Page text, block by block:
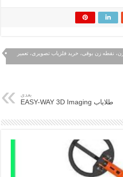
نقطه زن بوقی، خرید فلزیاب تصویری، تعمیر
بعدی
طلایاب EASY-WAY 3D Imaging